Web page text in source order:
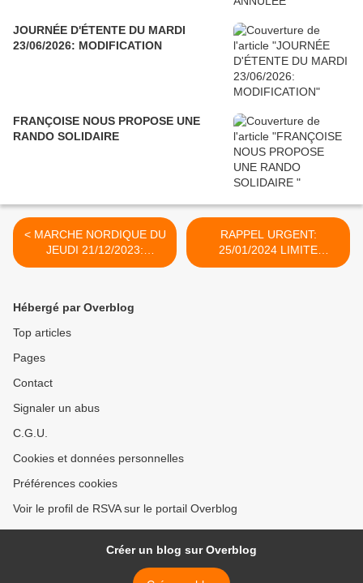
JOURNÉE D'ÉTENTE DU MARDI
23/06/2026: MODIFICATION
FRANÇOISE NOUS PROPOSE UNE
RANDO SOLIDAIRE
< MARCHE NORDIQUE DU
JEUDI 21/12/2023:
ANNULATION
RAPPEL URGENT:
25/01/2024 LIMITE
INSCRIPTION AU REPAS
Hébergé par Overblog
Top articles
Pages
Contact
Signaler un abus
C.G.U.
Cookies et données personnelles
Préférences cookies
Voir le profil de RSVA sur le portail Overblog
Créer un blog sur Overblog